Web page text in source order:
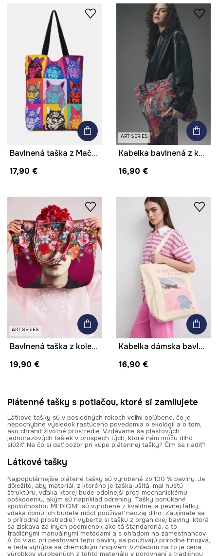
Bavlnená taška z Mačacej kolekcie
17,90 €
ART SERIES
Kabelka bavlnená z kolekcie Tattoo Art by Tuan Nguyen
16,90 €
ART SERIES
Bavlnená taška z kolekcie Frida
19,90 €
Kabelka dámska bavlnená s potlačou
16,90 €
Plátenné tašky s potlačou, ktoré si zamilujete
Látkové tašky sú v posledných rokoch veľmi obľúbené, čo je
nepochybne výsledok rastúceho povedomia o ekológii a o tom,
ako chrániť životné prostredie. Vzdávame sa plastových
jednorazových tašiek v prospech tých, ktoré nám môžu dlho
slúžiť. Na čo si dať pozor pri kúpe plátennej tašky? Čím sa riadiť?
Látkové tašky
Najpopulárnejšie plátené tašky sú vyrobené zo 100 % bavlny. Je
dôležité, aby materiál, z ktorého je taška ušitá, mal hustú
štruktúru, vďaka ktorej bude odolnejší proti mechanickému
poškodeniu, akým sú napríklad odreniny. Tašky ponúkané
spoločnosťou MEDICINE sú vyrobené z kvalitnej a pevnej látky,
vďaka čomu ich budete môcť používať naozaj dlho. Zaujímate sa
o prírodné prostredie? Vyberte si tašku z organickej bavlny, ktorá
sa získava za iných podmienok ako tá štandardná, a to
tradičnými manuálnymi metódami a s ohľadom na zamestnancov.
A čo viac, pri pestovaní tejto bavlny sa používajú prírodné hnojivá,
a teda vyhýba sa chemickým hnojivám. Vzhľadom na to je cena
výrobkov vyrobených z tohto materiálu v porovnaní s tradičnou